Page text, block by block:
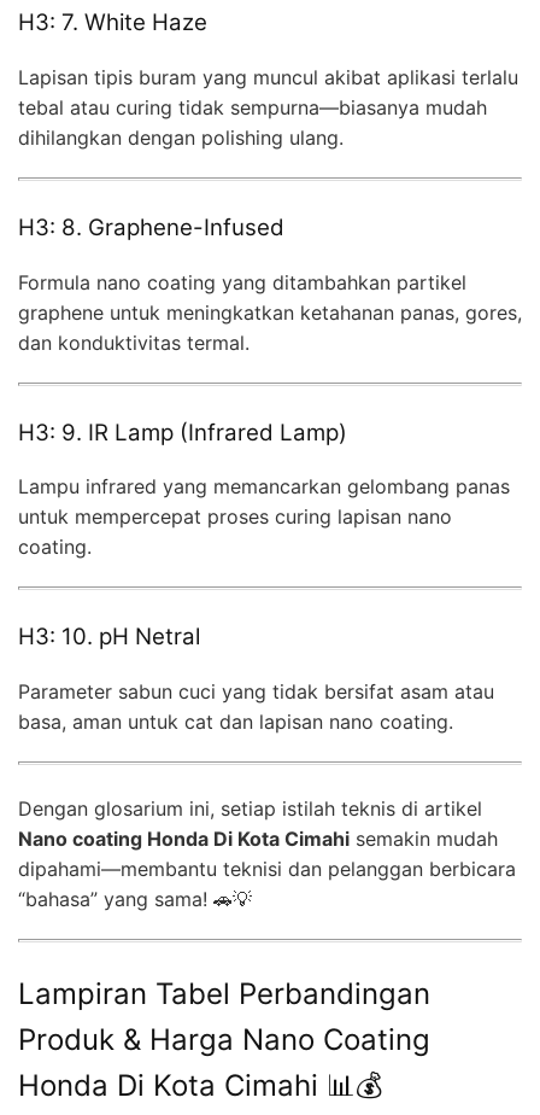
H3: 7. White Haze
Lapisan tipis buram yang muncul akibat aplikasi terlalu
tebal atau curing tidak sempurna—biasanya mudah
dihilangkan dengan polishing ulang.
H3: 8. Graphene-Infused
Formula nano coating yang ditambahkan partikel
graphene untuk meningkatkan ketahanan panas, gores,
dan konduktivitas termal.
H3: 9. IR Lamp (Infrared Lamp)
Lampu infrared yang memancarkan gelombang panas
untuk mempercepat proses curing lapisan nano
coating.
H3: 10. pH Netral
Parameter sabun cuci yang tidak bersifat asam atau
basa, aman untuk cat dan lapisan nano coating.
Dengan glosarium ini, setiap istilah teknis di artikel
Nano coating Honda Di Kota Cimahi semakin mudah
dipahami—membantu teknisi dan pelanggan berbicara
“bahasa” yang sama! 🚗💡
Lampiran Tabel Perbandingan
Produk & Harga Nano Coating
Honda Di Kota Cimahi 📊💰